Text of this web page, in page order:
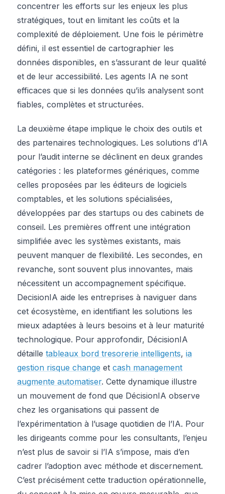
concentrer les efforts sur les enjeux les plus
stratégiques, tout en limitant les coûts et la
complexité de déploiement. Une fois le périmètre
défini, il est essentiel de cartographier les
données disponibles, en s’assurant de leur qualité
et de leur accessibilité. Les agents IA ne sont
efficaces que si les données qu’ils analysent sont
fiables, complètes et structurées.
La deuxième étape implique le choix des outils et
des partenaires technologiques. Les solutions d’IA
pour l’audit interne se déclinent en deux grandes
catégories : les plateformes génériques, comme
celles proposées par les éditeurs de logiciels
comptables, et les solutions spécialisées,
développées par des startups ou des cabinets de
conseil. Les premières offrent une intégration
simplifiée avec les systèmes existants, mais
peuvent manquer de flexibilité. Les secondes, en
revanche, sont souvent plus innovantes, mais
nécessitent un accompagnement spécifique.
DecisionIA aide les entreprises à naviguer dans
cet écosystème, en identifiant les solutions les
mieux adaptées à leurs besoins et à leur maturité
technologique. Pour approfondir, DécisionIA
détaille tableaux bord tresorerie intelligents, ia
gestion risque change et cash management
augmente automatiser. Cette dynamique illustre
un mouvement de fond que DécisionIA observe
chez les organisations qui passent de
l’expérimentation à l’usage quotidien de l’IA. Pour
les dirigeants comme pour les consultants, l’enjeu
n’est plus de savoir si l’IA s’impose, mais d’en
cadrer l’adoption avec méthode et discernement.
C’est précisément cette traduction opérationnelle,